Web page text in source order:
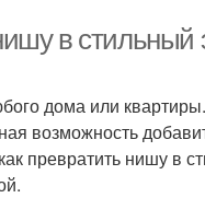
в
дома или
возможность
превратить нишу в